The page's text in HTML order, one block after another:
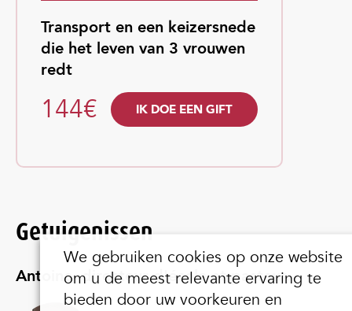
Transport en een keizersnede
die het leven van 3 vrouwen
redt
144€ IK DOE EEN GIFT
Getuigenissen
Antoine, directeur d'école et pasteur.
We gebruiken cookies op onze website
om u de meest relevante ervaring te
bieden door uw voorkeuren en